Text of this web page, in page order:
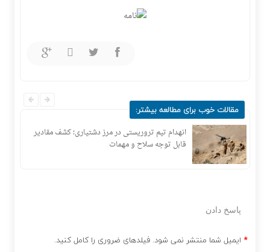
مقالات خوب برای مطالعه بیشتر:
انهدام تیم تروریستی در مرز دشتیاری؛ کشف مقادیر
قابل توجه سلاح و مهمات
پاسخ دادن
ایمیل شما منتشر نمی شود. فیلدهای ضروری را کامل کنید. *